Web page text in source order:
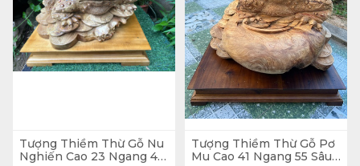
Tượng Thiềm Thừ Gỗ Nu
Nghiến Cao 23 Ngang 41
Tượng Thiềm Thừ Gỗ Pơ
Mu Cao 41 Ngang 55 Sâu